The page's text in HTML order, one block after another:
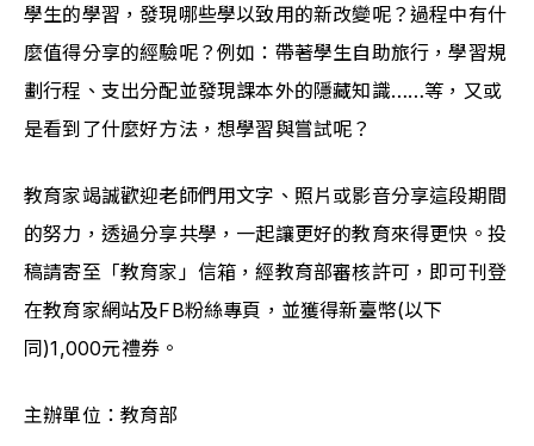
學生的學習，發現哪些學以致用的新改變呢？過程中有什
麼值得分享的經驗呢？例如：帶著學生自助旅行，學習規
劃行程、支出分配並發現課本外的隱藏知識……等，又或
是看到了什麼好方法，想學習與嘗試呢？
教育家竭誠歡迎老師們用文字、照片或影音分享這段期間
的努力，透過分享共學，一起讓更好的教育來得更快。投
稿請寄至「教育家」信箱，經教育部審核許可，即可刊登
在教育家網站及FB粉絲專頁，並獲得新臺幣(以下
同)1,000元禮券。
主辦單位：教育部